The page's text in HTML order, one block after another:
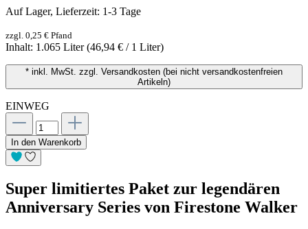
Auf Lager, Lieferzeit: 1-3 Tage
zzgl. 0,25 € Pfand
Inhalt: 1.065 Liter(46,94 € / 1 Liter)
* inkl. MwSt. zzgl. Versandkosten (bei nicht versandkostenfreien
Artikeln)
EINWEG
In den Warenkorb
Super limitiertes Paket zur legendären
Anniversary Series von Firestone Walker